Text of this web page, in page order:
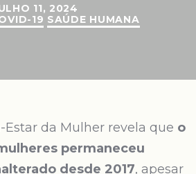
11, 2024
19 SAÚDE HUMANA
da Mulher revela que o
permaneceu
desde 2017, apesar